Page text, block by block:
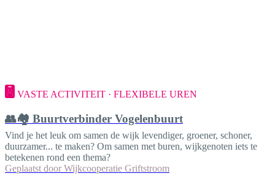
VASTE ACTIVITEIT · FLEXIBELE UREN
👥🏘️ Buurtverbinder Vogelenbuurt
Vind je het leuk om samen de wijk levendiger, groener, schoner,
duurzamer... te maken? Om samen met buren, wijkgenoten iets te
betekenen rond een thema?
Geplaatst door Wijkcooperatie Griftstroom